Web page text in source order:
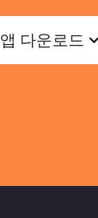
앱 다운로드